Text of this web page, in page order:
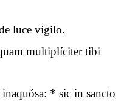
luce vígilo.
multiplíciter tibi
* sic in sancto